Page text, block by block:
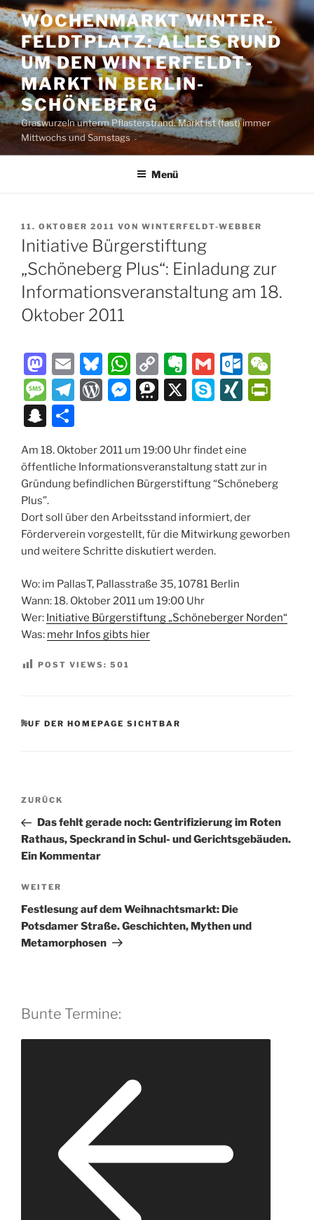
Zum
Inhalt
springen
WOCHENMARKT WINTER­
FELDT­PLATZ: ALLES RUND
UM DEN WINTER­FELDT­
MARKT IN BERLIN-
SCHÖNEBERG
Graswurzeln unterm Pflasterstrand. Markt ist (fast) immer
Mittwochs und Samstags
Menü
VERÖFFENTLICHT
AM
11. OKTOBER 2011 VON WINTERFELDT-WEBBER
Initiative Bürgerstiftung
„Schöneberg Plus“: Einladung zur
Informationsveranstaltung am 18.
Oktober 2011
M
a
st
o
d
o
n
E
m
ai
Bl
u
e
k
y
W
h
at
A
p
C
o
p
Li
n
k
E
v
er
ot
e
G
m
ai
O
ut
lo
k.
c
m
M
e
ss
a
g
e
T
gr
a
W
P
re
M
e
n
er
T
e
m
X
S
p
e
XI
ie
dl
y
S
n
a
p
c
h
at
le
n
Am 18. Oktober 2011 um 19:00 Uhr findet eine
öffentliche Informationsveranstaltung statt zur in
Gründung befindlichen Bürgerstiftung “Schöneberg
Plus”.
Dort soll über den Arbeitsstand informiert, der
Förderverein vorgestellt, für die Mitwirkung geworben
und weitere Schritte diskutiert werden.
Wo: im PallasT, Pallasstraße 35, 10781 Berlin
Wann: 18. Oktober 2011 um 19:00 Uhr
Wer: Initiative Bürgerstiftung „Schöneberger Norden“
Was: mehr Infos gibts hier
POST VIEWS: 501
KATEGORIEN
AUF DER HOMEPAGE SICHTBAR
Beitragsnavigation
Vorheriger
Beitrag
ZURÜCK
Das fehlt gerade noch: Gentrifizierung im Roten
Rathaus, Speckrand in Schul- und Gerichtsgebäuden.
Ein Kommentar
Nächster
Beitrag
WEITER
Festlesung auf dem Weihnachtsmarkt: Die
Potsdamer Straße. Geschichten, Mythen und
Metamorphosen
Bunte Termine: